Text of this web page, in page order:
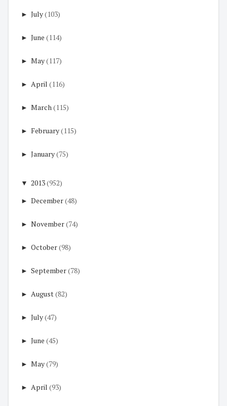
► July(103)
► June (114)
► May(117)
► April (116)
► March(115)
► February(115)
► January(75)
▼ 2013(952)
► December(48)
► November(74)
► October(98)
► September(78)
► August(82)
► July(47)
► June (45)
► May(79)
► April (93)